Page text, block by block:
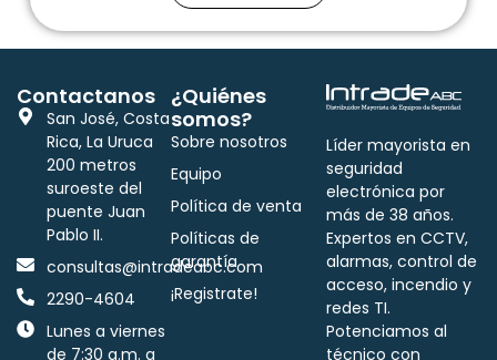
Líder mayorista en
seguridad
electrónica por
más de 38 años.
Expertos en CCTV,
alarmas, control de
acceso, incendio y
redes TI.
Potenciamos al
técnico con
¿Quiénes
somos?
Sobre nosotros
Equipo
Política de venta
Políticas de
garantía
¡Registrate!
Contactanos
San José, Costa
Rica, La Uruca
200 metros
suroeste del
puente Juan
Pablo II.
consultas@intradeabc.com
2290-4604
Lunes a viernes
de 7:30 a.m. a